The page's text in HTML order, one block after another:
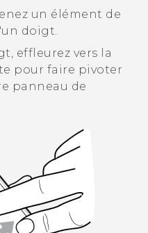
un élément de
doigt.
effleurez vers la
pour faire pivoter
panneau de